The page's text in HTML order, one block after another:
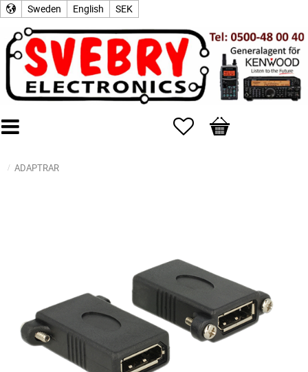
Sweden English SEK
Favorites
Basket
ADAPTRAR